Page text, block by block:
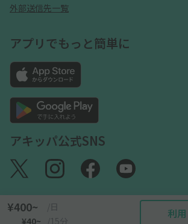
¥400~
/日
¥40~
/15分
利
外部送信先一覧
アプリでもっと簡単に
アキッパ公式SNS
©akippa Inc. All Rights